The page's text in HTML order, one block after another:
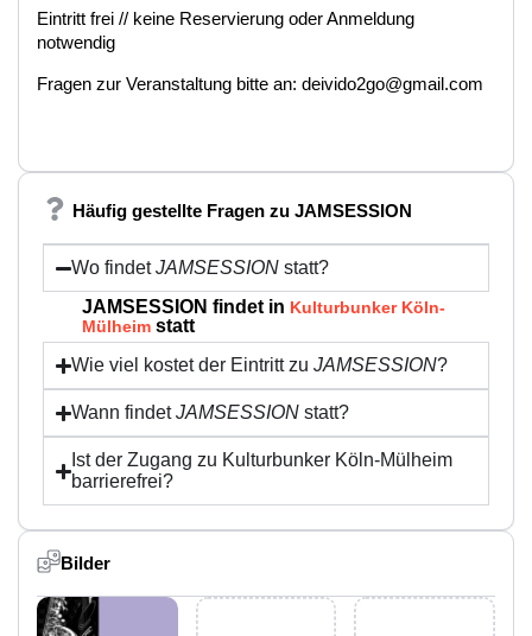
Eintritt frei // keine Reservierung oder Anmeldung
notwendig
Fragen zur Veranstaltung bitte an: deivido2go@gmail.com
Häufig gestellte Fragen zu JAMSESSION
Wo findetJAMSESSION statt?
JAMSESSION findet in Kulturbunker Köln-
Mülheim statt
Wie viel kostet der Eintritt zuJAMSESSION?
Wann findetJAMSESSION statt?
Ist der Zugang zu Kulturbunker Köln-Mülheim
barrierefrei?
Bilder